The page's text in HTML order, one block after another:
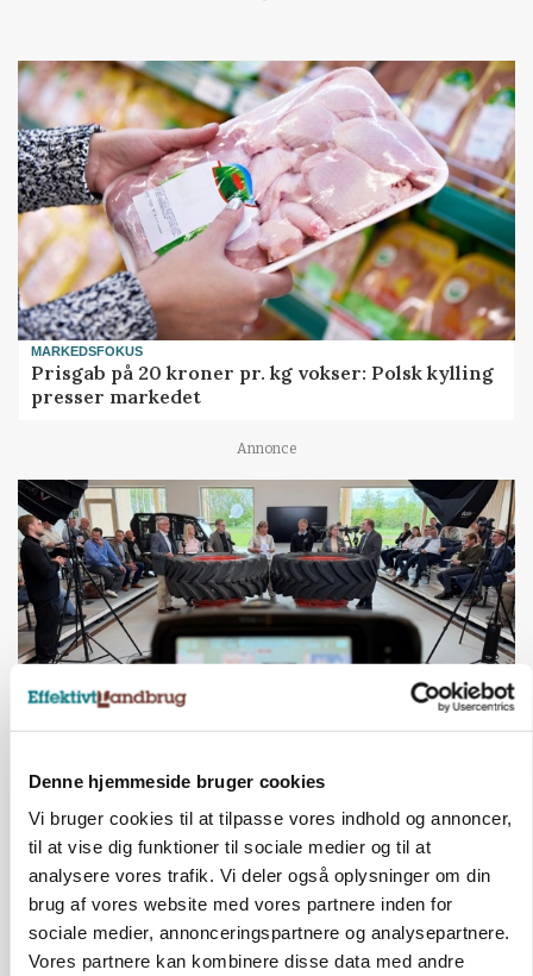
Denne hjemmeside bruger cookies
Vi bruger cookies til at tilpasse vores indhold og annoncer,
til at vise dig funktioner til sociale medier og til at
analysere vores trafik. Vi deler også oplysninger om din
brug af vores website med vores partnere inden for
sociale medier, annonceringspartnere og analysepartnere.
Vores partnere kan kombinere disse data med andre
MARKEDSFOKUS
Prisgab på 20 kroner pr. kg vokser: Polsk kylling
presser markedet
Annonce
Ejer eller medejer? Nyt tv-format udfordrer
landbrugets ejerstruktur
Annonce
MARKED
Russisk mælkepris dykker 23 procent